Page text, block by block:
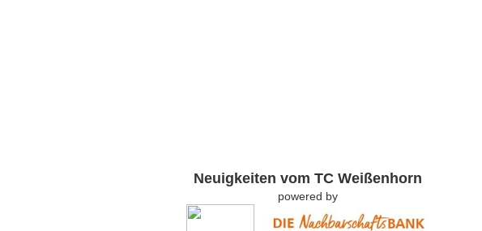
Neuigkeiten vom TC Weißenhorn
powered by